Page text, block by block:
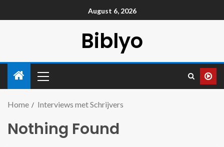
August 6, 2026
Biblyo
Home Interviews met Schrijvers
Nothing Found